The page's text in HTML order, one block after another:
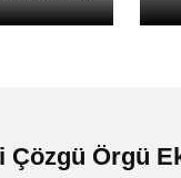
Çözgü Örgü